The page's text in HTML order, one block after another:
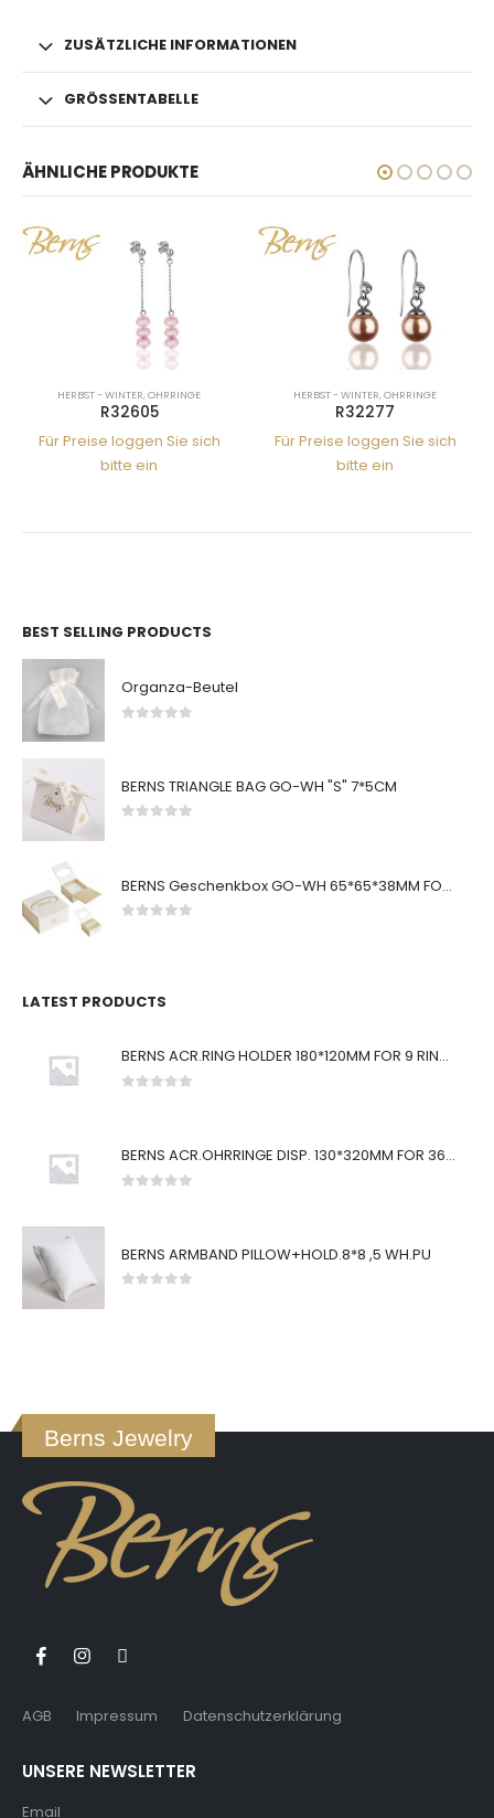
ZUSÄTZLICHE INFORMATIONEN
GRÖSSENTABELLE
ÄHNLICHE PRODUKTE
HERBST - WINTER,OHRRINGE
R32605
Für Preise loggen Sie sich
bitte ein
HERBST - WINTER,OHRRINGE
R32277
Für Preise loggen Sie sich
bitte ein
BEST SELLING PRODUCTS
Organza-Beutel
BERNS TRIANGLE BAG GO-WH "S" 7*5CM
BERNS Geschenkbox GO-WH 65*65*38MM FOR SMALL SETS
LATEST PRODUCTS
BERNS ACR.RING HOLDER 180*120MM FOR 9 RINGS
BERNS ACR.OHRRINGE DISP. 130*320MM FOR 36 PAIRS
BERNS ARMBAND PILLOW+HOLD.8*8 ,5 WH.PU
Berns Jewelry
AGB Impressum Datenschutzerklärung
UNSERE NEWSLETTER
Email